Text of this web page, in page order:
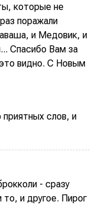
которые не
поражали
и Медовик, и
Спасибо Вам за
видно. С Новым
слов, и
- сразу
и другое. Пирог